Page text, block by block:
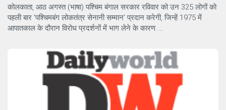
कोलकाता, आठ अगस्त (भाषा) पश्चिम बंगाल सरकार रविवार को उन 325 लोगों को
पहली बार 'पश्चिमबंग लोकतंत्र सेनानी सम्मान' प्रदान करेगी, जिन्हें 1975 में
आपातकाल के दौरान विरोध प्रदर्शनों में भाग लेने के कारण ...